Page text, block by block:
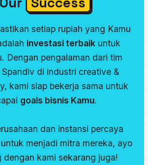
setiap rupiah yang Kamu
investasi terbaik untuk
Dengan pengalaman dari tim
Spandiv di industri creative &
kami siap bekerja sama untuk
goals bisnis Kamu.
dan instansi percaya
menjadi mitra mereka, ayo
dengan kami sekarang juga!